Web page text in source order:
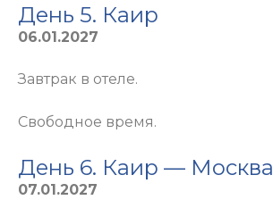
День 5. Каир
06.01.2027
Завтрак в отеле.
Свободное время.
День 6. Каир — Москва
07.01.2027